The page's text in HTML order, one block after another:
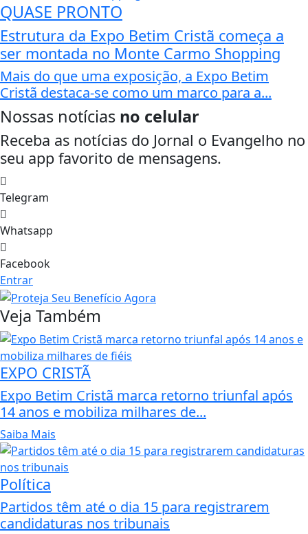
QUASE PRONTO
Estrutura da Expo Betim Cristã começa a
ser montada no Monte Carmo Shopping
Mais do que uma exposição, a Expo Betim
Cristã destaca-se como um marco para a...
Nossas notícias no celular
Receba as notícias do Jornal o Evangelho no
seu app favorito de mensagens.
Telegram
Whatsapp
Facebook
Entrar
Veja Também
EXPO CRISTÃ
Expo Betim Cristã marca retorno triunfal após
14 anos e mobiliza milhares de...
Saiba Mais
Política
Partidos têm até o dia 15 para registrarem
candidaturas nos tribunais